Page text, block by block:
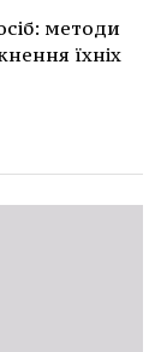
методи
їхніх